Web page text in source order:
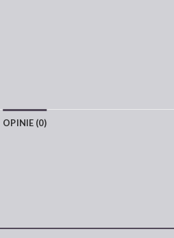
OPINIE (0)